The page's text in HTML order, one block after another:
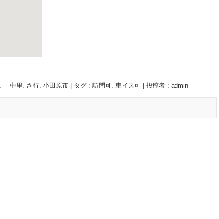
, 中里, さ行, 小田原市 タグ : 訪問可, 車イス可 投稿者 : admin